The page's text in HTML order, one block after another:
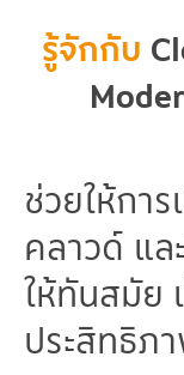
รู้จักกับ
ช่วยให้กา
คลาวด์ แล
ให้ทันสมัย
ประสิทธิภ